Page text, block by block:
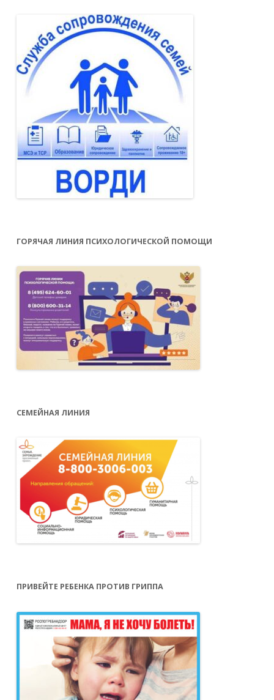
ГОРЯЧАЯ ЛИНИЯ ПСИХОЛОГИЧЕСКОЙ ПОМОЩИ
СЕМЕЙНАЯ ЛИНИЯ
ПРИВЕЙТЕ РЕБЕНКА ПРОТИВ ГРИППА